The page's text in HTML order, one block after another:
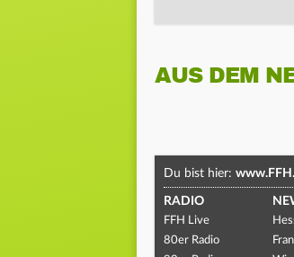
AUS DEM
Du bist hier:
RADIO
FFH Live
80er Radio